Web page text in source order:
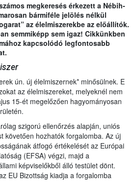
megkeresés érkezett a Nébih-
bármiféle jelölés nélkül
az élelmiszerekbe az előállítók.
semmiképp sem igaz! Cikkünkben
kapcsolódó legfontosabb
ún. új élelmiszernek* minősülnek. E
az élelmiszereket, melyeknél nem
15-ét megelőzően hagyományosan
szigorú ellenőrzés alapján, uniós
követően hozhatók forgalomba. Az új
átfogó értékelését az Európai
(EFSA) végzi, majd a
képviselőkből álló testület dönt.
EU Bizottság kiadja a forgalomba